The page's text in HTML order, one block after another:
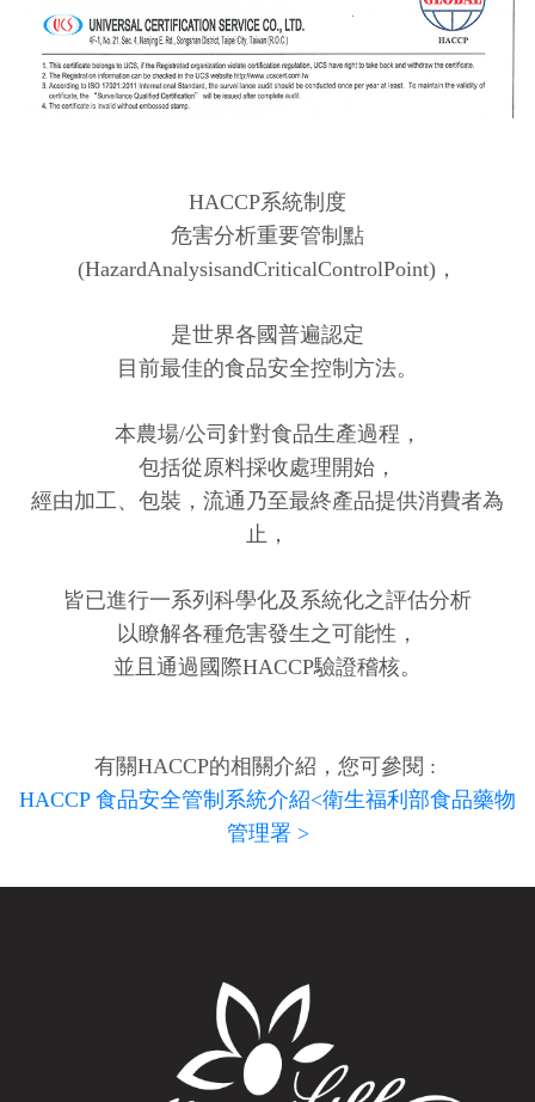
HACCP系統制度
危害分析重要管制點
(HazardAnalysisandCriticalControlPoint)，
是世界各國普遍認定
目前最佳的食品安全控制方法。
本農場/公司針對食品生產過程，
包括從原料採收處理開始，
經由加工、包裝，流通乃至最終產品提供消費者為
止，
皆已進行一系列科學化及系統化之評估分析
以瞭解各種危害發生之可能性，
並且通過國際HACCP驗證稽核。
有關HACCP的相關介紹，您可參閱 :
HACCP 食品安全管制系統介紹<衛生福利部食品藥物
管理署 >